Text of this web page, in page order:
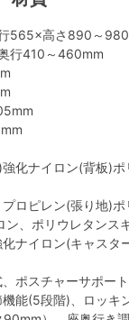
565×高さ890～
行410～460mm
化ナイロン(背板)
ロピレン(張り地)
、ポリウレタンス
ナイロン(キャスタ
ポスチャーサポー
能(5段階)、ロッキ